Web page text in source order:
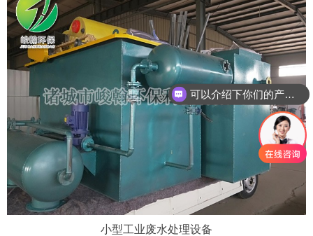
小型工业废水处理设备
可以介绍下你们的产品么